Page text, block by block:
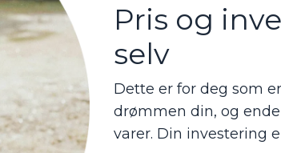
Pris og
selv
Dette er for deg som
drømmen din, og
varer. Din investering